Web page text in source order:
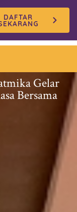
DAFTAR
Gelar
Bersama